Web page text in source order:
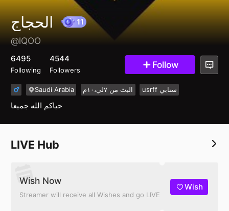
الحجاج
@lQOO
6495
Following
4544
Followers Follow
Saudi Arabia البث من ٧لي،١٠م usrff سنابي
حياكم الله جميعا
LIVE Hub
Wish Now
Streamer will receive all Wishes and go LIVE
Wish